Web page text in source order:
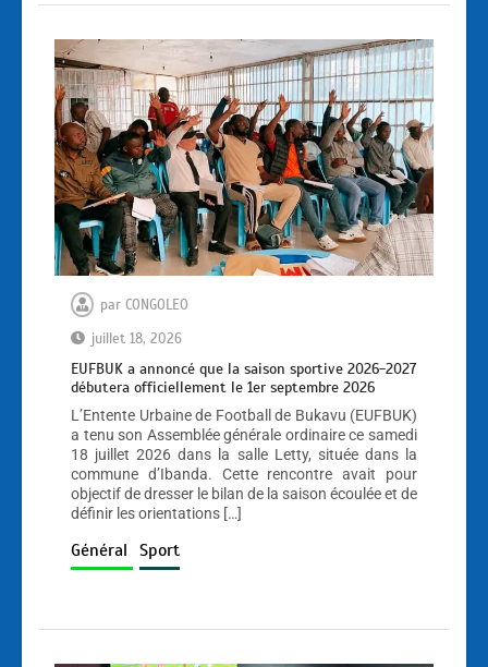
par CONGOLEO
juillet 18, 2026
EUFBUK a annoncé que la saison sportive 2026-2027
débutera officiellement le 1er septembre 2026
L’Entente Urbaine de Football de Bukavu (EUFBUK)
a tenu son Assemblée générale ordinaire ce samedi
18 juillet 2026 dans la salle Letty, située dans la
commune d’Ibanda. Cette rencontre avait pour
objectif de dresser le bilan de la saison écoulée et de
définir les orientations […]
Général Sport